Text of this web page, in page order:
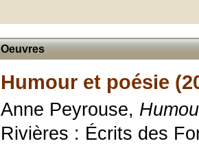
Oeuvres
Humour et poésie
Anne Peyrouse,
Rivières : Écrits des